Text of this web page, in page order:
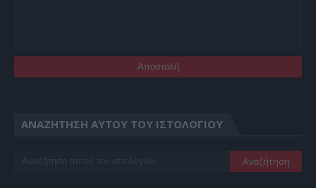
ΑΝΑΖΉΤΗΣΗ ΑΥΤΟΎ ΤΟΥ ΙΣΤΟΛΟΓΊΟΥ